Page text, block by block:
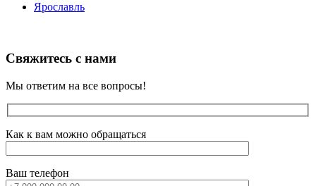
Ярославль
Свяжитесь с нами
Мы ответим на все вопросы!
Как к вам можно обращаться
Ваш телефон